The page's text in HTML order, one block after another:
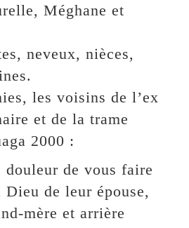
Méghane et
neveux, nièces,
les voisins de l’ex
et de la trame
2000 :
de vous faire
de leur épouse,
mère et arrière